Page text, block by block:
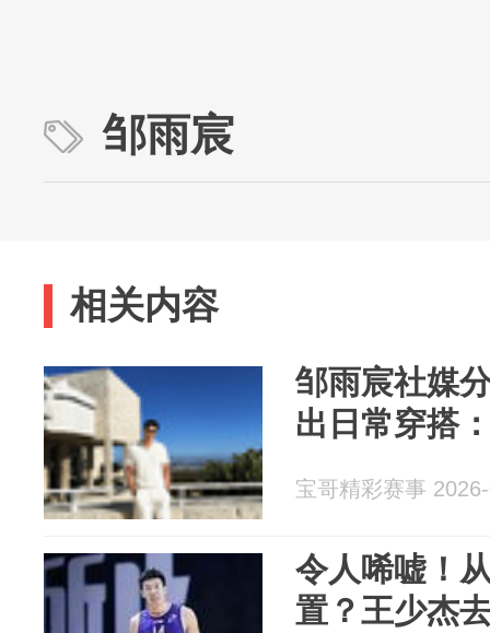
邹雨宸
相关内容
邹雨宸社媒
出日常穿搭
宝哥精彩赛事
令人唏嘘！
置？王少杰